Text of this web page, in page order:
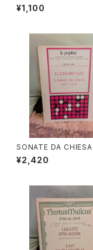
Ⅲ,LXV)【著者：
¥1,100
SONATE DA
Op.8【著者：
版社：HEUGEL& Cie
¥2,420